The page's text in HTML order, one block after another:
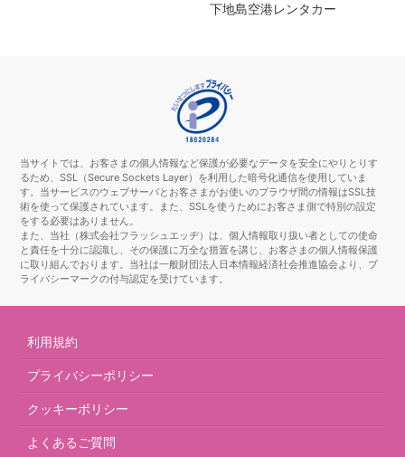
下地島空港レンタカー
当サイトでは、お客さまの個人情報など保護が必要なデータを安全にやりとりす
るため、SSL（Secure Sockets Layer）を利用した暗号化通信を使用していま
す。当サービスのウェブサーバとお客さまがお使いのブラウザ間の情報はSSL技
術を使って保護されています。また、SSLを使うためにお客さま側で特別の設定
をする必要はありません。
また、当社（株式会社フラッシュエッヂ）は、個人情報取り扱い者としての使命
と責任を十分に認識し、その保護に万全な措置を講じ、お客さまの個人情報保護
に取り組んでおります。当社は一般財団法人日本情報経済社会推進協会より、プ
ライバシーマークの付与認定を受けています。
利用規約
プライバシーポリシー
クッキーポリシー
よくあるご質問